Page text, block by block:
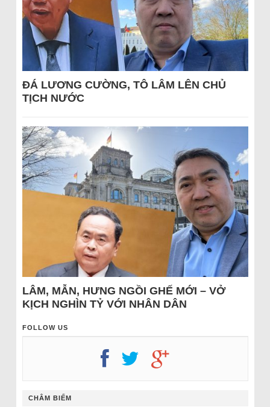
ĐÁ LƯƠNG CƯỜNG, TÔ LÂM LÊN CHỦ
TỊCH NƯỚC
LÂM, MẪN, HƯNG NGỒI GHẾ MỚI – VỞ
KỊCH NGHÌN TỶ VỚI NHÂN DÂN
FOLLOW US
CHÂM BIẾM